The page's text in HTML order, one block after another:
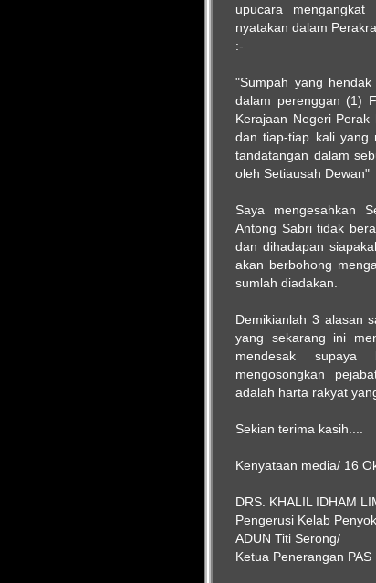
upucara
nyatakan dalam
:-
"Sumpah yang
dalam perenggan (1)
Kerajaan Negeri Perak
dan tiap-tiap kali yang
tandatangan dalam
oleh Setiausah Dewan"
Saya mengesahkan
Antong Sabri tidak
dan dihadapan
akan berbohong
sumlah diadakan.
Demikianlah 3 alasan
yang sekarang ini
mendesak
mengosongkan
adalah harta rakyat
Sekian terima kasih....
Kenyataan media/ 16
DRS. KHALIL IDHAM
Pengerusi Kelab
ADUN Titi Serong/
Ketua Penerangan PAS